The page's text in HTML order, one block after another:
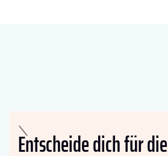
Entscheide dich für die